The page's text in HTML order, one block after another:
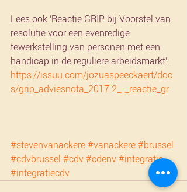
Lees ook 'Reactie GRIP bij Voorstel van
resolutie voor een evenredige
tewerkstelling van personen met een
handicap in de reguliere arbeidsmarkt':
https://issuu.com/jozuaspeeckaert/doc
s/grip_adviesnota_2017.2_-_reactie_gr
#stevenvanackere #vanackere #brussel
#cdvbrussel #cdv #cdenv #integratie
#integratiecdv